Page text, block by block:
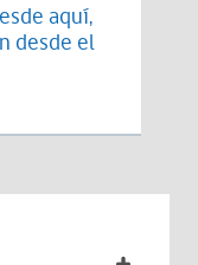
aquí,
desde el